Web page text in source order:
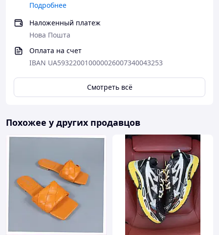
Подробнее
Наложенный платеж
Нова Пошта
Оплата на счет
IBAN UA593220010000026007340043253
Смотреть всё
Похожее у других продавцов